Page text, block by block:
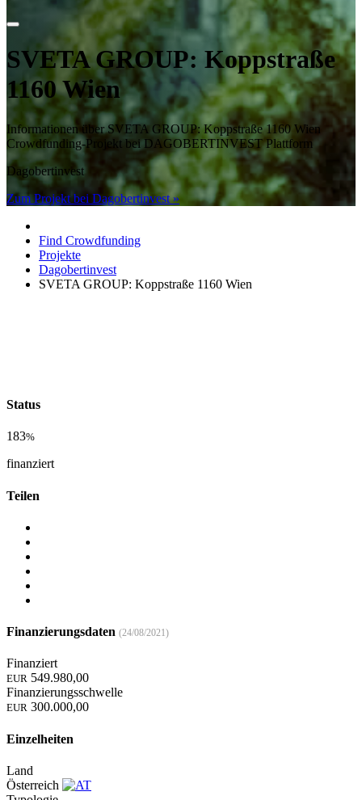
SVETA GROUP: Koppstraße
1160 Wien
Informationen über SVETA GROUP: Koppstraße 1160 Wien
Crowdfunding-Projekt bei DAGOBERTINVEST Plattform
Dagobertinvest
Zum Projekt bei Dagobertinvest »
Find Crowdfunding
Projekte
Dagobertinvest
SVETA GROUP: Koppstraße 1160 Wien
Status
183%
finanziert
Teilen
Finanzierungsdaten (24/08/2021)
Finanziert
EUR 549.980,00
Finanzierungsschwelle
EUR 300.000,00
Einzelheiten
Land
Österreich